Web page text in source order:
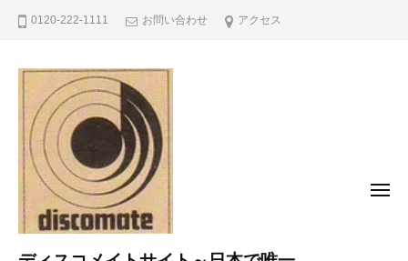
0120-222-1111 お問い合わせ アクセス
メ